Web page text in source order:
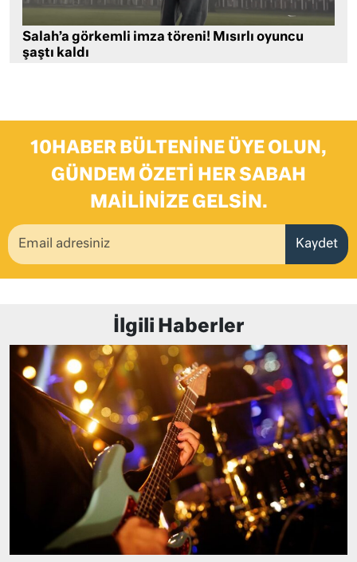
Salah’a görkemli imza töreni! Mısırlı oyuncu
şaştı kaldı
10HABER BÜLTENINE ÜYE OLUN,
GÜNDEM ÖZETI HER SABAH
MAILINIZE GELSIN.
Kaydet
İlgili Haberler